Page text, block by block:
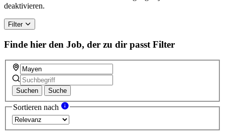
deaktivieren.
Filter
Finde hier den Job, der zu dir passt Filter
Suchen Suche
Sortieren nach